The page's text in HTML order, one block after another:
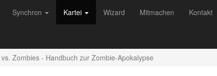
Synchron Kartei Wizard Mitmachen Kontakt
vs. Zombies - Handbuch zur Zombie-Apokalypse